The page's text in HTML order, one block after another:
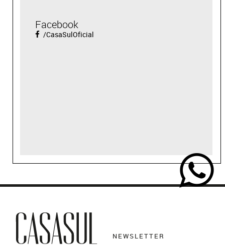
Facebook
/CasaSulOficial
NEWSLETTER